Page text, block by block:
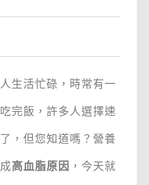
生活忙碌，時常有一
完飯，許多人選擇速
，但您知道嗎？營養
高血脂原因 ，今天就